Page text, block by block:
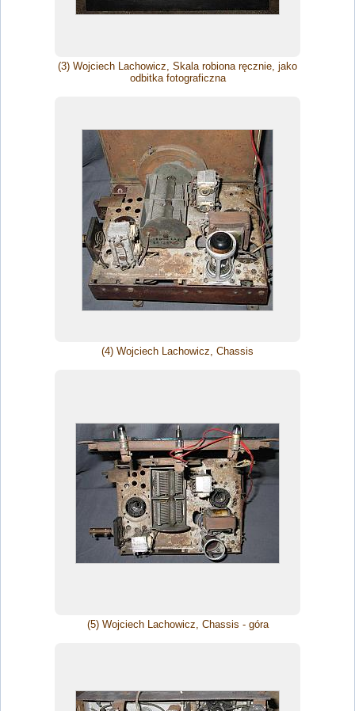
(3) Wojciech Lachowicz, Skala robiona ręcznie, jako
odbitka fotograficzna
(4) Wojciech Lachowicz, Chassis
(5) Wojciech Lachowicz, Chassis - góra